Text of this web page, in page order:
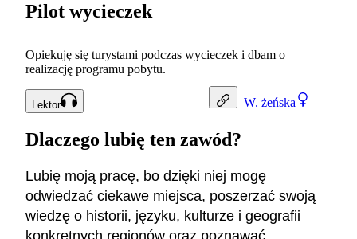
W. żeńska
Pilot wycieczek
Opiekuję się turystami podczas wycieczek i dbam o
realizację programu pobytu.
Lektor
Dlaczego lubię ten zawód?
Lubię moją pracę, bo dzięki niej mogę
odwiedzać ciekawe miejsca, poszerzać swoją
wiedzę o historii, języku, kulturze i geografii
konkretnych regionów oraz poznawać